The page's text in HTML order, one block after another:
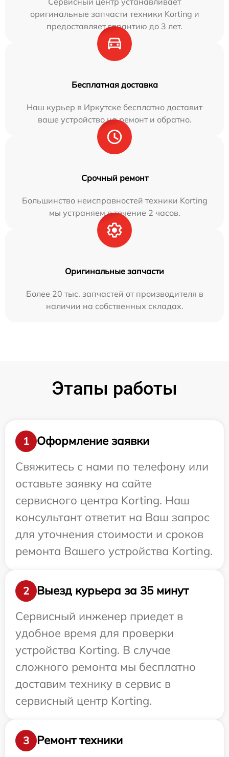
оригинальные запчасти техники Korting и
предоставляет гарантию до 3 лет.
Бесплатная доставка
Наш курьер в Иркутске бесплатно доставит
ваше устройство на ремонт и обратно.
Срочный ремонт
Большинство неисправностей техники Korting
мы устраняем в течение 2 часов.
Оригинальные запчасти
Более 20 тыс. запчастей от производителя в
наличии на собственных складах.
Этапы работы
1
Оформление заявки
Свяжитесь с нами по телефону или
оставьте заявку на сайте
сервисного центра Korting. Наш
консультант ответит на Ваш запрос
для уточнения стоимости и сроков
ремонта Вашего устройства Korting.
2
Выезд курьера за 35 минут
Сервисный инженер приедет в
удобное время для проверки
устройства Korting. В случае
сложного ремонта мы бесплатно
доставим технику в сервис в
сервисный центр Korting.
3 Ремонт техники